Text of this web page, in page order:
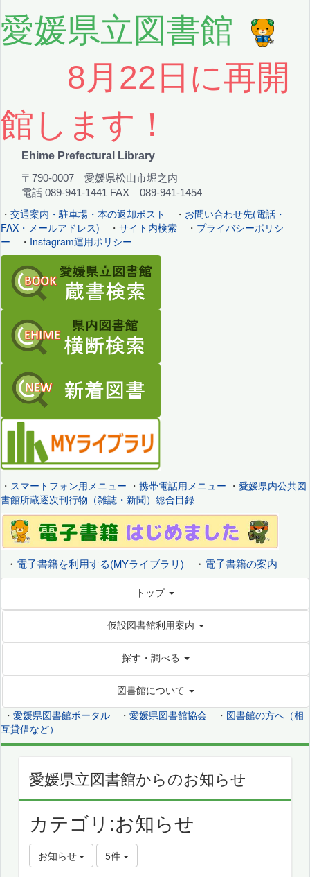
愛媛県立図書館
8月22日に再開
館します！
Ehime Prefectural Library
〒790-0007 愛媛県松山市堀之内
電話 089-941-1441 FAX 089-941-1454
・ 交通案内・駐車場・本の返却ポスト ・ お問い合わせ先(電話・
FAX・メールアドレス) ・ サイト内検索 ・ プライバシーポリシ
ー ・ Instagram運用ポリシー
・ スマートフォン用メニュー ・ 携帯電話用メニュー ・ 愛媛県内公共図
書館所蔵逐次刊行物（雑誌・新聞）総合目録
・ 電子書籍を利用する(MYライブラリ) ・ 電子書籍の案内
トップ
仮設図書館利用案内
探す・調べる
図書館について
・ 愛媛県図書館ポータル ・ 愛媛県図書館協会 ・ 図書館の方へ（相
互貸借など）
愛媛県立図書館からのお知らせ
カテゴリ:お知らせ
お知らせ 5件